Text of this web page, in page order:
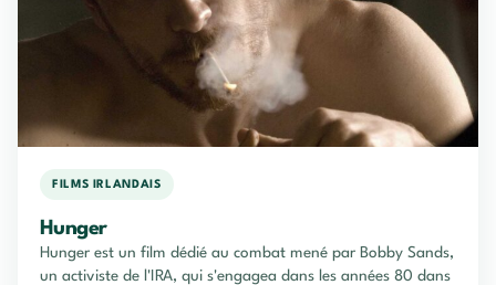
FILMS IRLANDAIS
Hunger
Hunger est un film dédié au combat mené par Bobby Sands,
un activiste de l'IRA, qui s'engagea dans les années 80 dans